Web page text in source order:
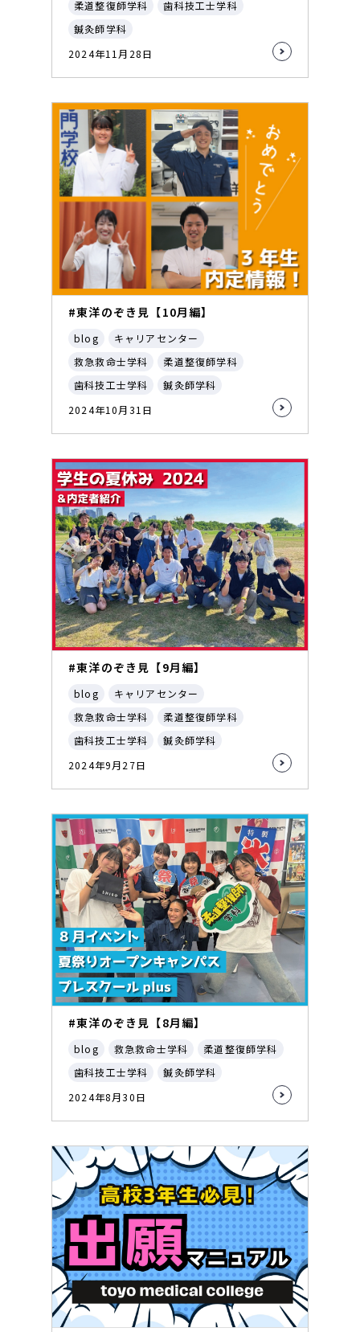
柔道整復師学科
歯科技工士学科
鍼灸師学科
2024年11月28日
#東洋のぞき見【10月編】
blog
キャリアセンター
救急救命士学科
柔道整復師学科
歯科技工士学科
鍼灸師学科
2024年10月31日
#東洋のぞき見【9月編】
blog
キャリアセンター
救急救命士学科
柔道整復師学科
歯科技工士学科
鍼灸師学科
2024年9月27日
#東洋のぞき見【8月編】
blog 救急救命士学科
柔道整復師学科
歯科技工士学科
鍼灸師学科
2024年8月30日